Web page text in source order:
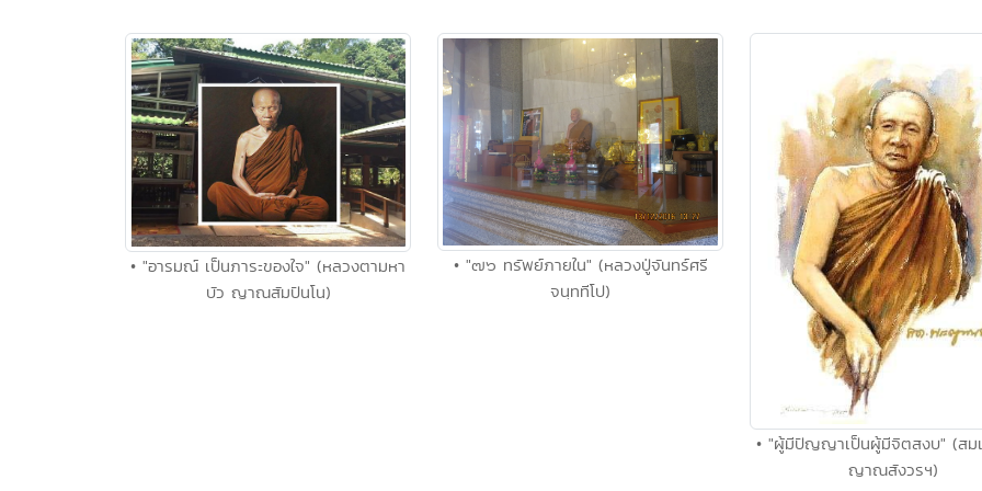
• "อารมณ์ เป็นภาระของใจ" (หลวงตามหา
บัว ญาณสัมปันโน)
• "๗๖ ทรัพย์ภายใน" (หลวงปู่จันทร์ศรี
จนฺททีโป)
• "ผู้มีปัญญาเป็นผู้มีจิตสงบ" (สม
ญาณสังวรฯ)